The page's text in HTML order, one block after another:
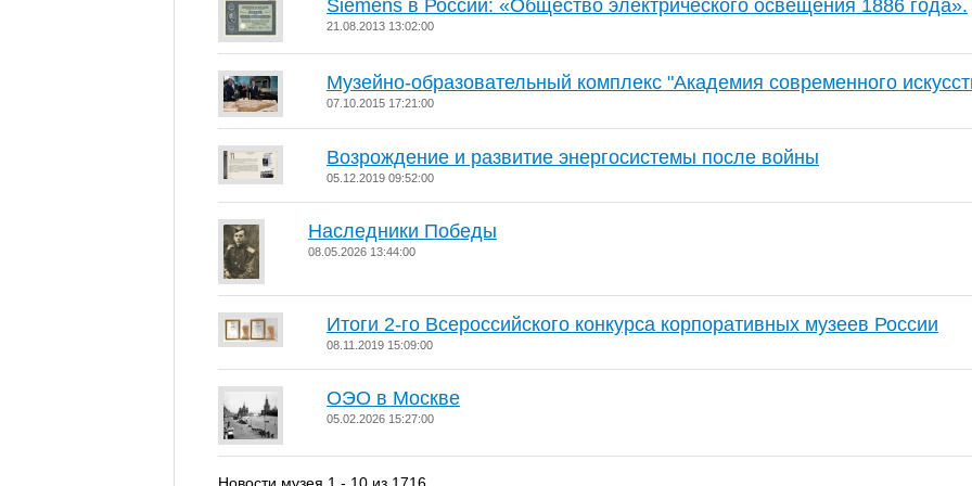
Siemens в России: «Общество электрического освещения 1886 года».
21.08.2013 13:02:00
Музейно-образовательный комплекс "Академия современного
07.10.2015 17:21:00
Возрождение и развитие энергосистемы после войны
05.12.2019 09:52:00
Наследники Победы
08.05.2026 13:44:00
Итоги 2-го Всероссийского конкурса корпоративных музеев России
08.11.2019 15:09:00
ОЭО в Москве
05.02.2026 15:27:00